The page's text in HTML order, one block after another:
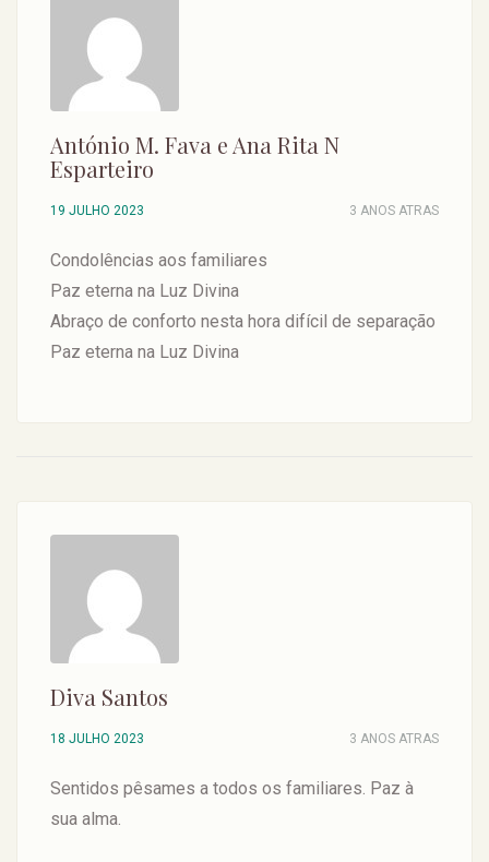
António M. Fava e Ana Rita N
Esparteiro
19 JULHO 2023 3 ANOS ATRAS
Condolências aos familiares
Paz eterna na Luz Divina
Abraço de conforto nesta hora difícil de separação
Paz eterna na Luz Divina
Diva Santos
18 JULHO 2023 3 ANOS ATRAS
Sentidos pêsames a todos os familiares. Paz à
sua alma.